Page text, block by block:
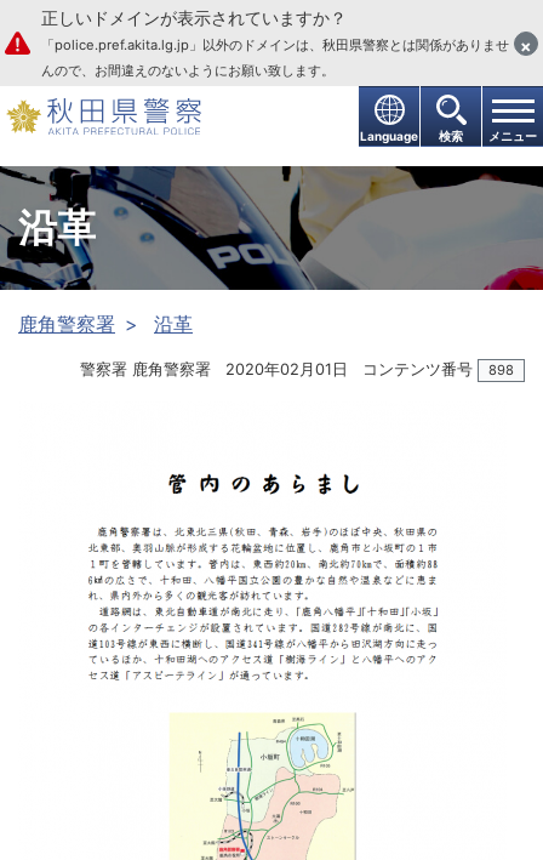
本文へ
Language 検索 メニュー
正しいドメインが表示されていますか？
「police.pref.akita.lg.jp」以外のドメインは、秋田県警察とは関係がありませ
んので、お間違えのないようにお願い致します。
×
沿革
鹿角警察署 沿革
警察署 鹿角警察署 2020年02月01日 コンテンツ番号 898